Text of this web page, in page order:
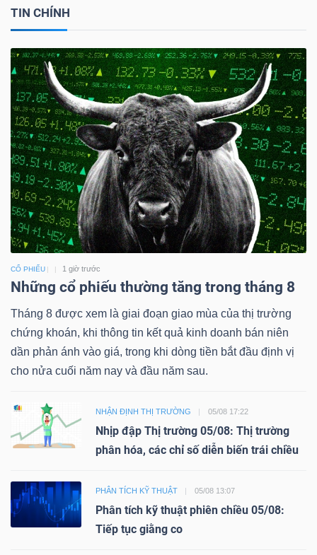
TIN CHÍNH
CỔ PHIẾU 1 giờ trước
Những cổ phiếu thường tăng trong tháng 8
Tháng 8 được xem là giai đoạn giao mùa của thị trường
chứng khoán, khi thông tin kết quả kinh doanh bán niên
dần phản ánh vào giá, trong khi dòng tiền bắt đầu định vị
cho nửa cuối năm nay và đầu năm sau.
NHẬN ĐỊNH THỊ TRƯỜNG 05/08 17:22
Nhịp đập Thị trường 05/08: Thị trường
phân hóa, các chỉ số diễn biến trái chiều
PHÂN TÍCH KỸ THUẬT 05/08 13:07
Phân tích kỹ thuật phiên chiều 05/08:
Tiếp tục giằng co